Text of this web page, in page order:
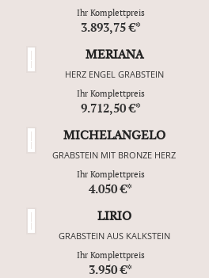
Ihr Komplettpreis
3.893,75 €*
MERIANA
HERZ ENGEL GRABSTEIN
Ihr Komplettpreis
9.712,50 €*
MICHELANGELO
GRABSTEIN MIT BRONZE HERZ
Ihr Komplettpreis
4.050 €*
LIRIO
GRABSTEIN AUS KALKSTEIN
Ihr Komplettpreis
3.950 €*